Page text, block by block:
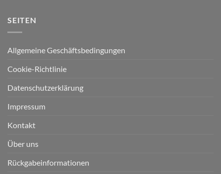
SEITEN
Allgemeine Geschäftsbedingungen
Cookie-Richtlinie
Datenschutzerklärung
Impressum
Kontakt
Über uns
Rückgabeinformationen